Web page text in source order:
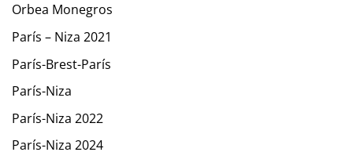
Orbea Monegros
París – Niza 2021
París-Brest-París
París-Niza
París-Niza 2022
París-Niza 2024